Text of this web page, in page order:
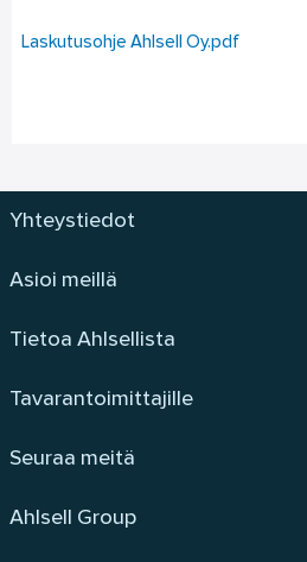
Laskutusohje Ahlsell Oy.pdf
Yhteystiedot
Asioi meillä
Tietoa Ahlsellista
Tavarantoimittajille
Seuraa meitä
Ahlsell Group